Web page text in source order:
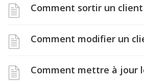
Comment sortir un
Comment modifier un
Comment mettre à jour